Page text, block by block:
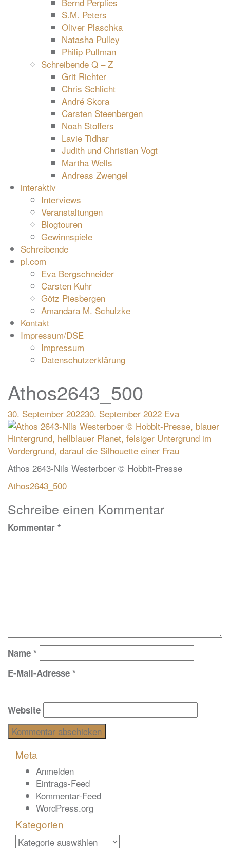
S.M. Peters
Oliver Plaschka
Natasha Pulley
Philip Pullman
Schreibende Q – Z
Grit Richter
Chris Schlicht
André Skora
Carsten Steenbergen
Noah Stoffers
Lavie Tidhar
Judith und Christian Vogt
Martha Wells
Andreas Zwengel
interaktiv
Interviews
Veranstaltungen
Blogtouren
Gewinnspiele
Schreibende
pl.com
Eva Bergschneider
Carsten Kuhr
Götz Piesbergen
Amandara M. Schulzke
Kontakt
Impressum/DSE
Impressum
Datenschutzerklärung
Athos2643_500
30. September 202230. September 2022 Eva
Athos 2643-Nils Westerboer © Hobbit-Presse
Beitragsnavigation
Athos2643_500
Schreibe einen Kommentar
Kommentar *
Name *
E-Mail-Adresse *
Website
Meta
Anmelden
Eintrags-Feed
Kommentar-Feed
WordPress.org
Kategorien
Kategorien